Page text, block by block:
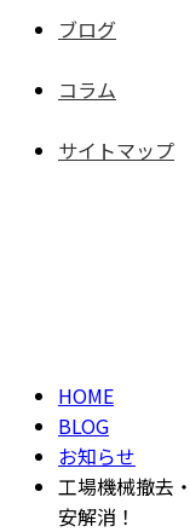
ブログ
コラム
サイトマップ
HOME
BLOG
お知らせ
工場機械撤去
安解消！